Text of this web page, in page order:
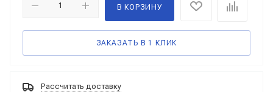
В КОРЗИНУ
ЗАКАЗАТЬ В 1 КЛИК
Рассчитать доставку